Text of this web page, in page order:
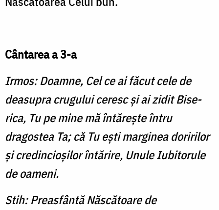
Cântarea a 3-a
Irmos: Doamne, Cel ce ai făcut cele de
dea­supra crugului ceresc și ai zidit Bise­
rica, Tu pe mine mă întărește întru
dragostea Ta; că Tu ești marginea doririlor
și credincio­șilor întărire, Unule Iubitorule
de oameni.
Stih: Preasfântă Născătoare de